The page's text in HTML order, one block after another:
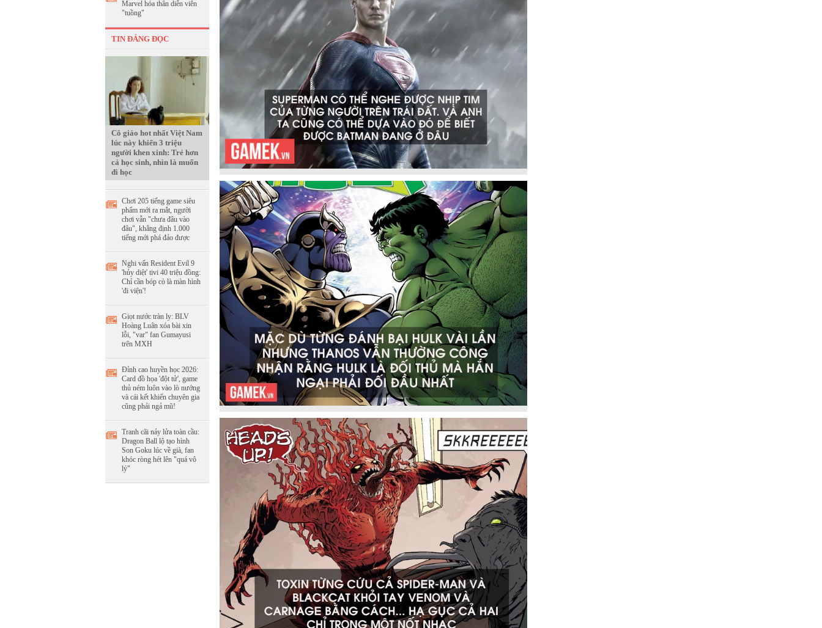
Marvel hóa thân diễn viên
"tuồng"
TIN ĐÁNG ĐỌC
Cô giáo hot nhất Việt Nam
lúc này khiến 3 triệu
người khen xinh: Trẻ hơn
cả học sinh, nhìn là muốn
đi học
Chơi 205 tiếng game siêu
phẩm mới ra mắt, người
chơi vẫn "chưa đâu vào
đâu", khẳng định 1.000
tiếng mới phá đảo được
Nghi vấn Resident Evil 9
'hủy diệt' tivi 40 triệu đồng:
Chỉ cần bóp cò là màn hình
'đi viện'!
Giọt nước tràn ly: BLV
Hoàng Luân xóa bài xin
lỗi, "var" fan Gumayusi
trên MXH
Đỉnh cao huyền học 2026:
Card đồ họa 'đột tử', game
thủ ném luôn vào lò nướng
và cái kết khiến chuyên gia
cũng phải ngả mũ!
Tranh cãi nảy lửa toàn cầu:
Dragon Ball lộ tạo hình
Son Goku lúc về già, fan
khóc ròng hét lên "quá vô
lý"